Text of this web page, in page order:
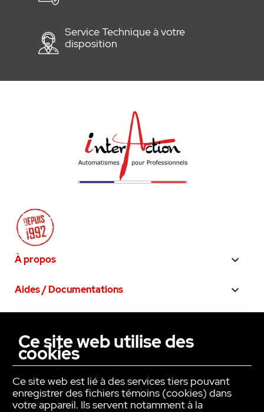
Service Technique à votre
disposition
À propos 
Aides / Documentations 
La confiance avant tout
Ce site web utilise des
cookies
Ce site web est lié à des services tiers pouvant
enregistrer des fichiers témoins (cookies) dans
votre appareil. Ils servent notamment à la